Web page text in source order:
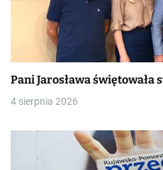
Pani Jarosława świętowała
4 sierpnia 2026